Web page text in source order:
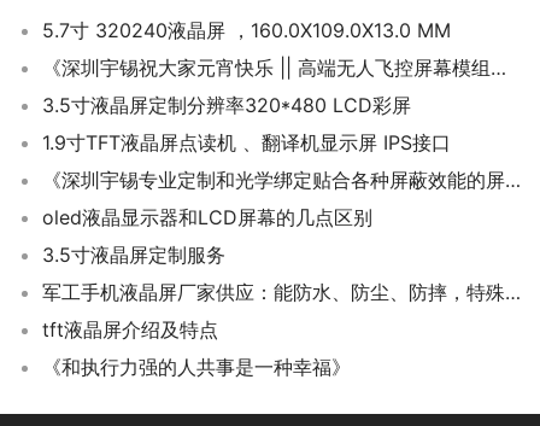
5.7寸 320240液晶屏 ，160.0X109.0X13.0 MM
《深圳宇锡祝大家元宵快乐 || 高端无人飞控屏幕模组龙头厂家》
3.5寸液晶屏定制分辨率320*480 LCD彩屏
1.9寸TFT液晶屏点读机 、翻译机显示屏 IPS接口
《深圳宇锡专业定制和光学绑定贴合各种屏蔽效能的屏蔽膜或屏蔽玻璃》
oled液晶显示器和LCD屏幕的几点区别
3.5寸液晶屏定制服务
军工手机液晶屏厂家供应：能防水、防尘、防摔，特殊领域军工屏幕
tft液晶屏介绍及特点
《和执行力强的人共事是一种幸福》